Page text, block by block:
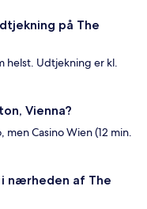
på The
helst. Udtjekning er kl.
Vienna?
Casino Wien (12 min.
nærheden af The